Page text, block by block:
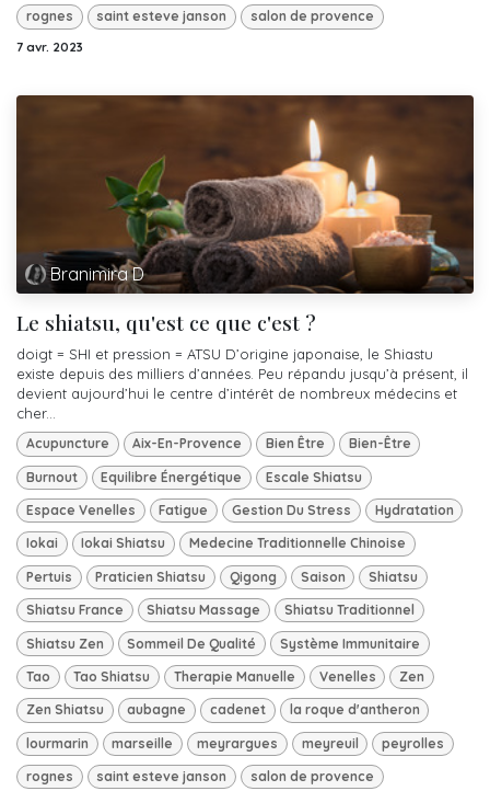
rognes saint esteve janson salon de provence
7 avr. 2023
Branimira D
Le shiatsu, qu'est ce que c'est ?
doigt = SHI et pression = ATSU D’origine japonaise, le Shiastu
existe depuis des milliers d’années. Peu répandu jusqu’à présent, il
devient aujourd’hui le centre d’intérêt de nombreux médecins et
cher...
Acupuncture Aix-En-Provence Bien Être Bien-Être
Burnout Equilibre Énergétique Escale Shiatsu
Espace Venelles Fatigue Gestion Du Stress Hydratation
Iokai Iokai Shiatsu Medecine Traditionnelle Chinoise
Pertuis Praticien Shiatsu Qigong Saison Shiatsu
Shiatsu France Shiatsu Massage Shiatsu Traditionnel
Shiatsu Zen Sommeil De Qualité Système Immunitaire
Tao Tao Shiatsu Therapie Manuelle Venelles Zen
Zen Shiatsu aubagne cadenet la roque d'antheron
lourmarin marseille meyrargues meyreuil peyrolles
rognes saint esteve janson salon de provence